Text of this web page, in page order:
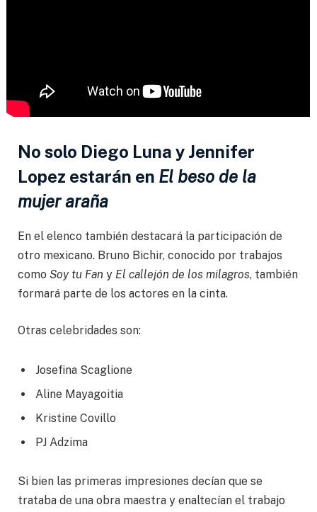
No solo Diego Luna y Jennifer
Lopez estarán en El beso de la
mujer araña
En el elenco también destacará la participación de
otro mexicano. Bruno Bichir, conocido por trabajos
como Soy tu Fan y El callejón de los milagros, también
formará parte de los actores en la cinta.
Otras celebridades son:
Josefina Scaglione
Aline Mayagoitia
Kristine Covillo
PJ Adzima
Si bien las primeras impresiones decían que se
trataba de una obra maestra y enaltecían el trabajo